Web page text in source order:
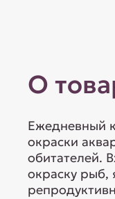
О
Ежедневный
окраски
обитателей.
окраску рыб,